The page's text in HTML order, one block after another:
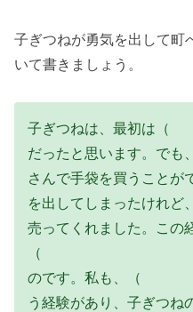
子ぎつねが勇気を出して町
いて書きましょう。
子ぎつねは
だったと思います。でも
さんで手袋を買うことが
を出してしまったけれど
売ってくれました。この
（ ）とい
のです。私
う経験があり、子ぎつね